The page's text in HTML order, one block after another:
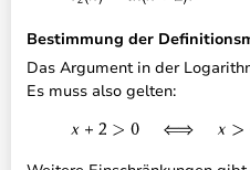
Bestimmung der
Das Argument in der
Es muss also gelten: